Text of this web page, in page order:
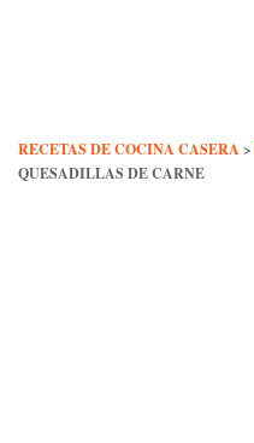
RECETAS DE COCINA CASERA >
QUESADILLAS DE CARNE